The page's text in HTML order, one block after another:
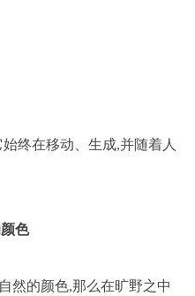
终在移动、生成,并随着人
色
然的颜色,那么在旷野之中